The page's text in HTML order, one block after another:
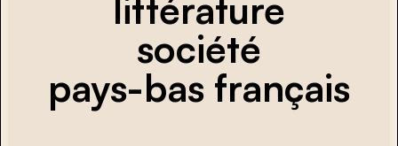
littérature
société
pays-bas français